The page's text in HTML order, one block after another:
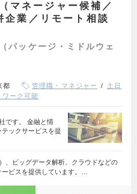
マネージャー候補／
企業／リモート相談
パッケージ・ミドルウェ
都 管理職・マネジャー
土日
ワーク可能
です。 金融と情
ックサービスを提
、ビッグデータ解析、クラウドなどの
ビスを提供しています。…